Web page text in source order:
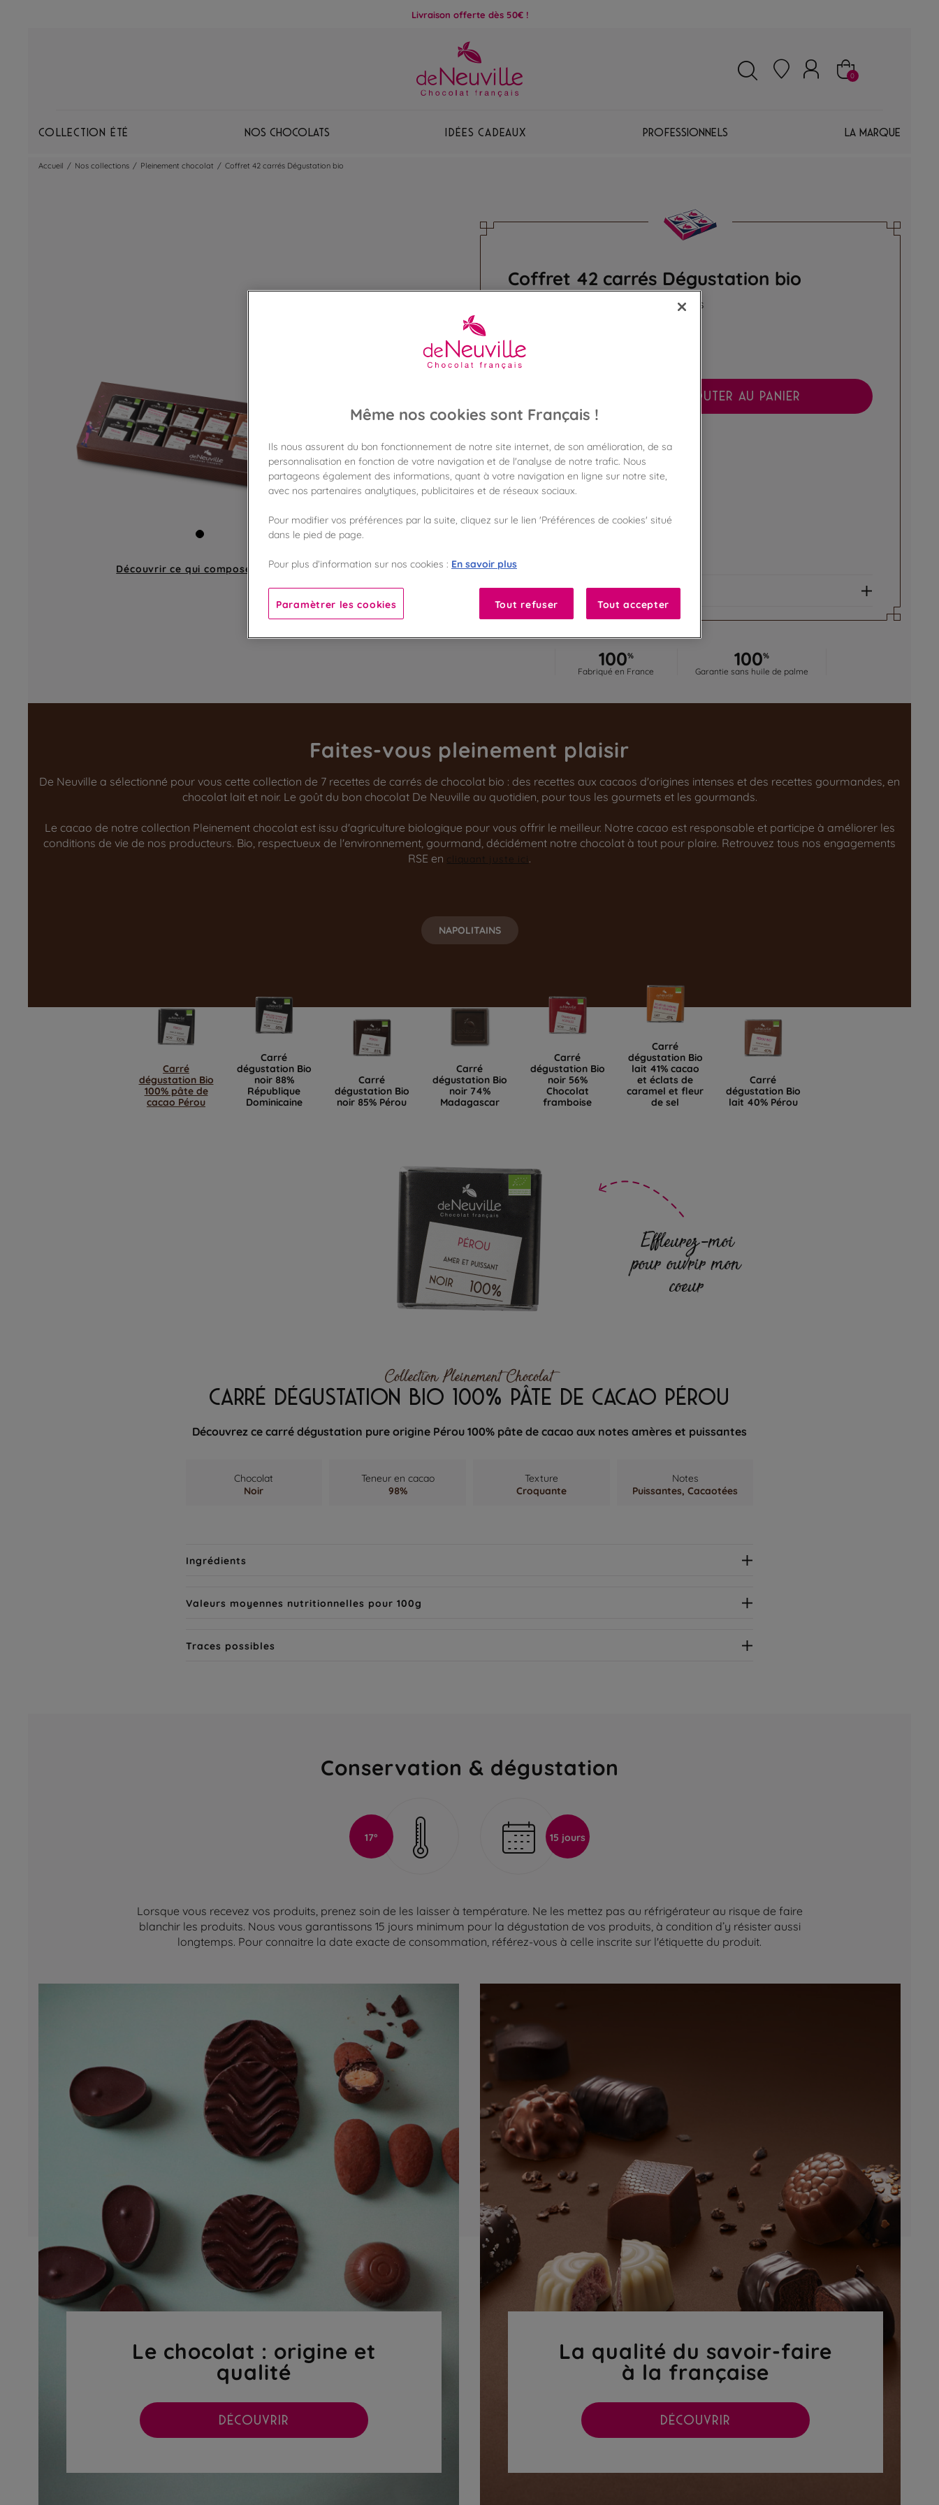
Livraison offerte dès 50€ !
0
Collection Été Nos chocolats Idées Cadeaux Professionnels La marque
Accueil / Nos collections / Pleinement chocolat / Coffret 42 carrés Dégustation bio
Découvrir ce qui compose un coffret
Coffret 42 carrés Dégustation bio
Assortiment de 7 recettes découvertes
26,90 €
Poids 205g
AJOUTER AU PANIER
Disponible en boutique !
Vérifier la disponibilité en magasin
Frais de port offert
Liste des ingrédients et allergènes
100%
Fabriqué en France 100%
Garantie sans huile de palme
Faites-vous pleinement plaisir
De Neuville a sélectionné pour vous cette collection de 7 recettes de carrés de chocolat bio : des recettes aux cacaos d'origines intenses et des recettes gourmandes, en
chocolat lait et noir. Le goût du bon chocolat De Neuville au quotidien, pour tous les gourmets et les gourmands.
Le cacao de notre collection Pleinement chocolat est issu d'agriculture biologique pour vous offrir le meilleur. Notre cacao est responsable et participe à améliorer les
conditions de vie de nos producteurs. Bio, respectueux de l'environnement, gourmand, décidément notre chocolat à tout pour plaire. Retrouvez tous nos engagements
RSE en
cliquant juste ici
NAPOLITAINS
Carré
dégustation Bio
100% pâte de
cacao Pérou
Carré
dégustation Bio
noir 88%
République
Dominicaine
Carré
dégustation Bio
noir 85% Pérou
Carré
dégustation Bio
noir 74%
Madagascar
Carré
dégustation Bio
noir 56%
Chocolat
framboise
Carré
dégustation Bio
lait 41% cacao
et éclats de
caramel et fleur
de sel
Carré
dégustation Bio
lait 40% Pérou
Effleurez-moi
pour ouvrir mon
coeur
Collection Pleinement Chocolat
CARRÉ DÉGUSTATION BIO 100% PÂTE DE CACAO PÉROU
Découvrez ce carré dégustation pure origine Pérou 100% pâte de cacao aux notes amères et puissantes
Chocolat
Noir
Teneur en cacao
98%
Texture
Croquante
Notes
Puissantes, Cacaotées
Ingrédients
Valeurs moyennes nutritionnelles pour 100g
Traces possibles
Conservation & dégustation
17° 15 jours
Lorsque vous recevez vos produits, prenez soin de les laisser à température. Ne les mettez pas au réfrigérateur au risque de faire
blanchir les produits. Nous vous garantissons 15 jours minimum pour la dégustation de vos produits, à condition d’y résister aussi
longtemps. Pour connaitre la date exacte de consommation, référez-vous à celle inscrite sur l'étiquette du produit.
Le chocolat : origine et
qualité
DÉCOUVRIR
La qualité du savoir-faire
à la française
DÉCOUVRIR
Même nos cookies sont Français !
Ils nous assurent du bon fonctionnement de notre site internet, de son amélioration, de sa
personnalisation en fonction de votre navigation et de l'analyse de notre trafic. Nous
partageons également des informations, quant à votre navigation en ligne sur notre site,
avec nos partenaires analytiques, publicitaires et de réseaux sociaux.
Pour modifier vos préférences par la suite, cliquez sur le lien 'Préférences de cookies' situé
dans le pied de page.
Pour plus d’information sur nos cookies : En savoir plus
Paramètrer les cookies Tout refuser Tout accepter